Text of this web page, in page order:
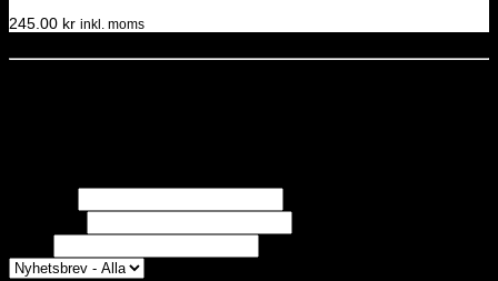
245.00 kr inkl. moms